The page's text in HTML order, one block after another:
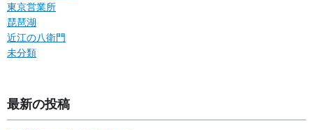
東京営業所
琵琶湖
近江の八衛門
未分類
最新の投稿